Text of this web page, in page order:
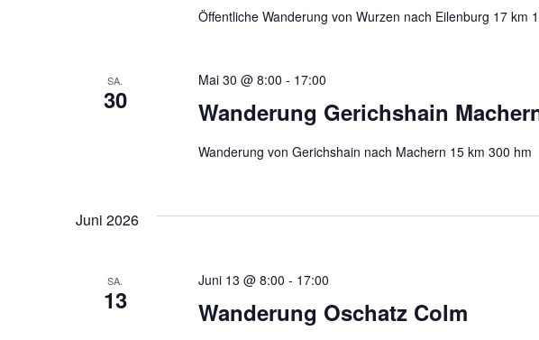
Öffentliche Wanderung von Wurzen nach Eilenburg 17 km
SA.
30 Wanderung Gerichshain
Mai 30 @ 8:00 - 17:00
Wanderung von Gerichshain nach Machern 15 km 300 hm
Juni 2026
SA.
13 Wanderung Oschatz Colm
Juni 13 @ 8:00 - 17:00